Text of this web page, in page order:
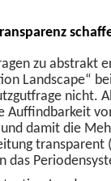
zu abstrakt
Landscape“
nicht.
Auffindbarkeit
damit die
transparent
das